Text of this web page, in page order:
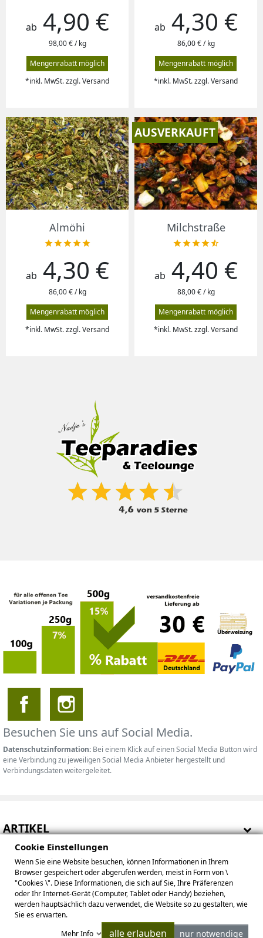
Preis
ab 4,90 €
98,00 € / kg
Mengenrabatt möglich
*inkl. MwSt. zzgl. Versand
Preis
ab 4,30 €
86,00 € / kg
Mengenrabatt möglich
*inkl. MwSt. zzgl. Versand
Almöhi

Preis
ab 4,30 €
86,00 € / kg
Mengenrabatt möglich
*inkl. MwSt. zzgl. Versand
Milchstraße

Preis
ab 4,40 €
88,00 € / kg
Mengenrabatt möglich
*inkl. MwSt. zzgl. Versand
AUSVERKAUFT
Besuchen Sie uns auf Social Media.
Datenschutzinformation: Bei einem Klick auf einen Social Media Button wird
eine Verbindung zu jeweiligen Social Media Anbieter hergestellt und
Verbindungsdaten weitergeleitet.
ARTIKEL
HINWEISE
IHR KONTO
BETREIBER
Cookie Einstellungen
Wenn Sie eine Website besuchen, können Informationen in Ihrem
Browser gespeichert oder abgerufen werden, meist in Form von \
"Cookies \". Diese Informationen, die sich auf Sie, Ihre Präferenzen
oder Ihr Internet-Gerät (Computer, Tablet oder Handy) beziehen,
werden hauptsächlich dazu verwendet, die Website so zu gestalten, wie
Sie es erwarten.
Mehr Info
alle erlauben nur notwendige